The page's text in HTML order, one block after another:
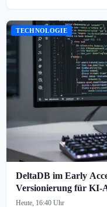
TECHNOLOGIE
DeltaDB im Early
Versionierung für KI-
Heute, 16:40 Uhr